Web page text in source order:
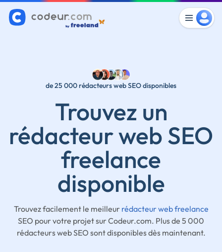
de 25 000 rédacteurs web SEO disponibles
Trouvez un
rédacteur web SEO
freelance
disponible
Trouvez facilement le meilleur rédacteur web freelance
SEO pour votre projet sur Codeur.com. Plus de 5 000
rédacteurs web SEO sont disponibles dès maintenant.